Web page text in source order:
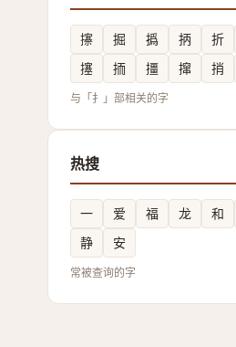
㩟 掘 撝 抦 折
㩙
㧫 㩖 撺 捎
与「扌」部相关的字
热搜
一 爱 福 龙 和
静
安
常被查询的字